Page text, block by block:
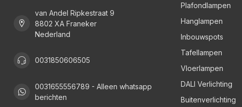
van Andel Ripkestraat 9
8802 XA Franeker
Nederland
0031850606505
0031655556789 - Alleen whatsapp
berichten
Plafondlampen
Hanglampen
Inbouwspots
Tafellampen
Vloerlampen
DALI Verlichting
Buitenverlichting